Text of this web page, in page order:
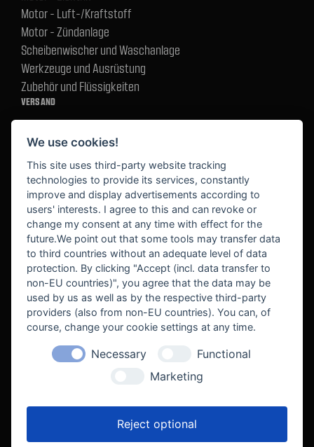
Motor - Luft-/Kraftstoff
Motor - Zündanlage
Scheibenwischer und Waschanlage
Werkzeuge und Ausrüstung
Zubehör und Flüssigkeiten
VERSAND
BEKANNT AUS
We use cookies!
This site uses third-party website tracking
technologies to provide its services, constantly
improve and display advertisements according to
users' interests. I agree to this and can revoke or
change my consent at any time with effect for the
future.We point out that some tools may transfer data
to third countries without an adequate level of data
protection. By clicking "Accept (incl. data transfer to
non-EU countries)", you agree that the data may be
used by us as well as by the respective third-party
providers (also from non-EU countries). You can, of
course, change your cookie settings at any time.
Necessary
Functional
Marketing
Reject optional